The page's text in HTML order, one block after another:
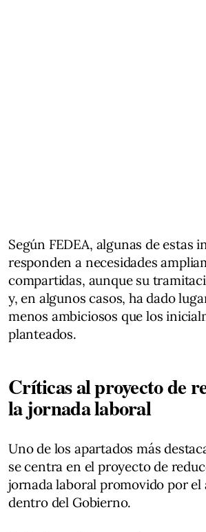
Según FEDEA, algunas de estas
responden a necesidades
compartidas, aunque su
y, en algunos casos, ha dado
menos ambiciosos que los
planteados.
Críticas al proyecto de
la jornada laboral
Uno de los apartados más
se centra en el proyecto de
jornada laboral promovido por el
dentro del Gobierno.